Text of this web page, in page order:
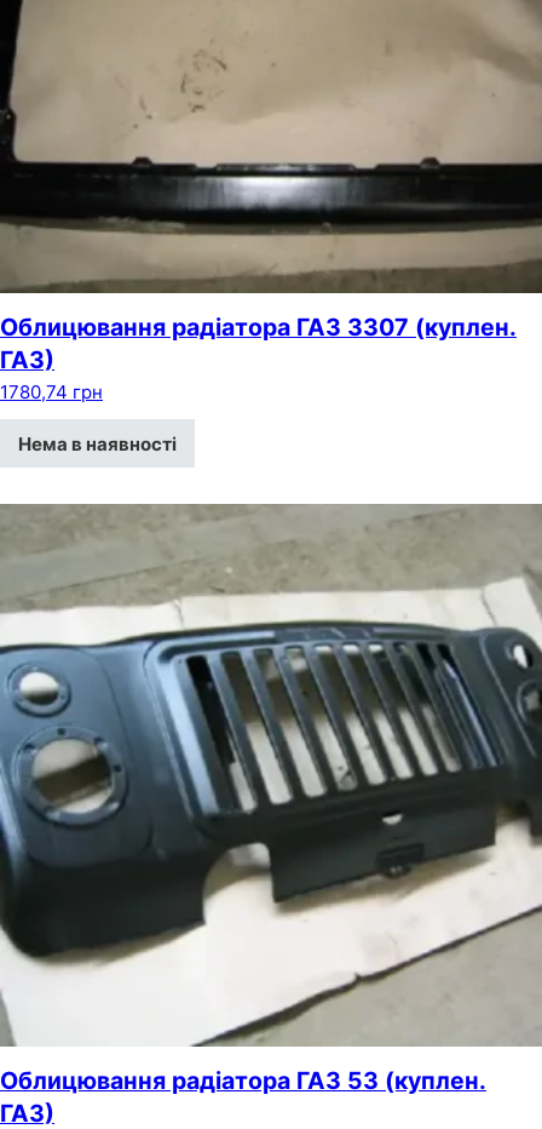
Облицювання радіатора ГАЗ 3307 (куплен.
ГАЗ)
1780,74 грн
Нема в наявності
Облицювання радіатора ГАЗ 53 (куплен.
ГАЗ)